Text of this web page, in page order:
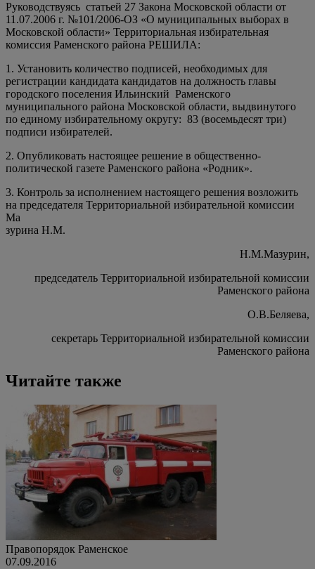
Руководствуясь статьей 27 Закона Московской области от
11.07.2006 г. №101/2006-ОЗ «О муниципальных выборах в
Московской области» Территориальная избирательная
комиссия Раменского района РЕШИЛА:
1. Установить количество подписей, необходимых для
регистрации кандидата кандидатов на должность главы
городского поселения Ильинский Раменского
муниципального района Московской области, выдвинутого
по единому избирательному округу: 83 (восемьдесят три)
подписи избирателей.
2. Опубликовать настоящее решение в общественно-
политической газете Раменского района «Родник».
3. Контроль за исполнением настоящего решения возложить
на председателя Территориальной избирательной комиссии
Ма
зурина Н.М.
Н.М.Мазурин,
председатель Территориальной избирательной комиссии
Раменского района
О.В.Беляева,
секретарь Территориальной избирательной комиссии
Раменского района
Читайте также
Правопорядок Раменское
07.09.2016